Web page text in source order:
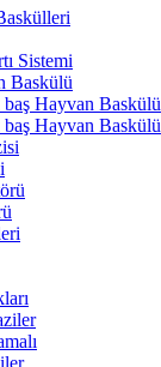
Sistemi
Baskülü
Hayvan Baskülü
Hayvan Baskülü